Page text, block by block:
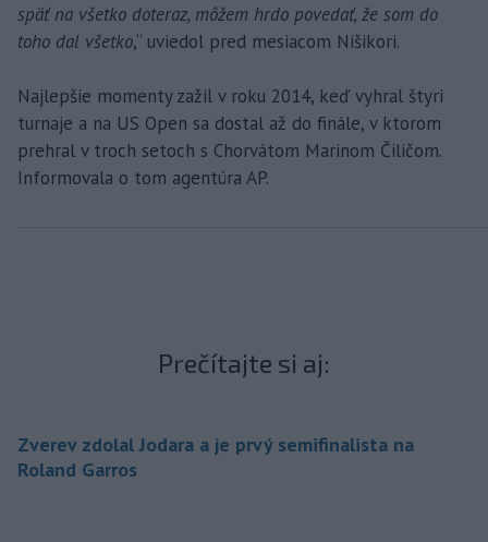
späť na všetko doteraz, môžem hrdo povedať, že som do
toho dal všetko,“ uviedol pred mesiacom Nišikori.
Najlepšie momenty zažil v roku 2014, keď vyhral štyri
turnaje a na US Open sa dostal až do finále, v ktorom
prehral v troch setoch s Chorvátom Marinom Čiličom.
Informovala o tom agentúra AP.
Prečítajte si aj:
Zverev zdolal Jodara a je prvý semifinalista na
Roland Garros